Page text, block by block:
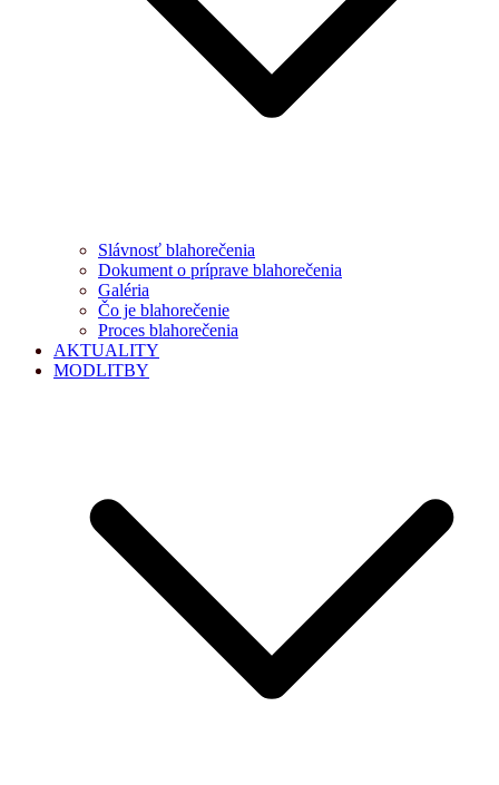
Slávnosť blahorečenia
Dokument o príprave blahorečenia
Galéria
Čo je blahorečenie
Proces blahorečenia
AKTUALITY
MODLITBY